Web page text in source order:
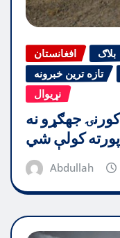
افغانستان بلاګ
تازه ترین خبرونه
نړیوال
جهګړو نه
کولې شي
Abdullah